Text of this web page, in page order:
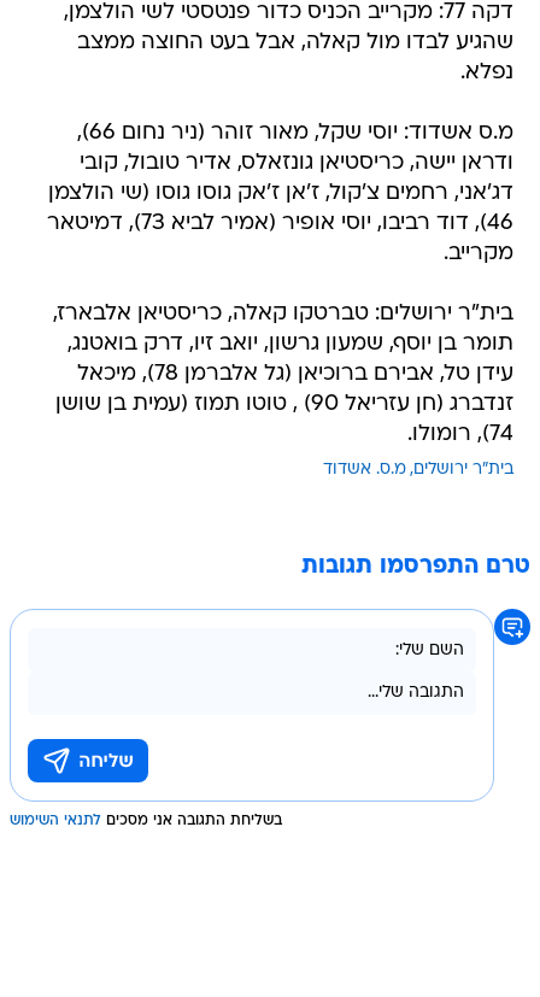
דקה 77: מקרייב הכניס כדור פנטסטי לשי הולצמן,
שהגיע לבדו מול קאלה, אבל בעט החוצה ממצב
נפלא.
מ.ס אשדוד: יוסי שקל, מאור זוהר (ניר נחום 66),
ודראן יישה, כריסטיאן גונזאלס, אדיר טובול, קובי
דג'אני, רחמים צ'קול, ז'אן ז'אק גוסו גוסו (שי הולצמן
46), דוד רביבו, יוסי אופיר (אמיר לביא 73), דמיטאר
מקרייב.
בית"ר ירושלים: טברטקו קאלה, כריסטיאן אלבארז,
תומר בן יוסף, שמעון גרשון, יואב זיו, דרק בואטנג,
עידן טל, אבירם ברוכיאן (גל אלברמן 78), מיכאל
זנדברג (חן עזריאל 90) , טוטו תמוז (עמית בן שושן
74), רומולו.
בית"ר ירושלים מ.ס. אשדוד
טרם התפרסמו תגובות
בשליחת התגובה אני מסכים לתנאי השימוש